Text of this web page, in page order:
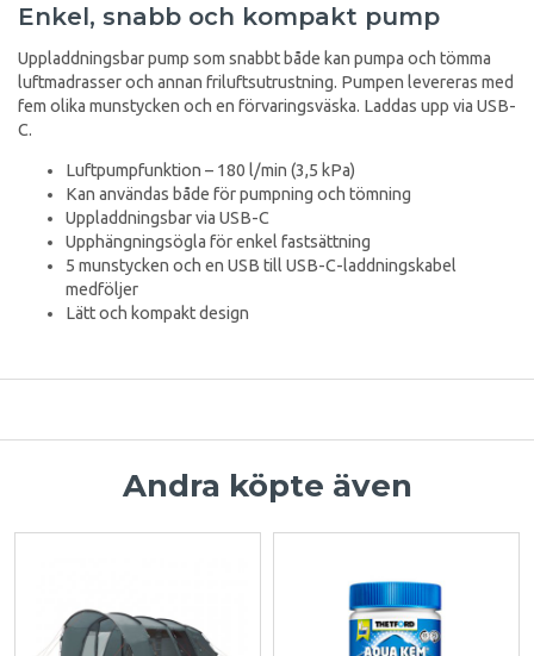
Enkel, snabb och kompakt pump
Uppladdningsbar pump som snabbt både kan pumpa och tömma
luftmadrasser och annan friluftsutrustning. Pumpen levereras med
fem olika munstycken och en förvaringsväska. Laddas upp via USB-
C.
Luftpumpfunktion – 180 l/min (3,5 kPa)
Kan användas både för pumpning och tömning
Uppladdningsbar via USB-C
Upphängningsögla för enkel fastsättning
5 munstycken och en USB till USB-C-laddningskabel
medföljer
Lätt och kompakt design
Andra köpte även